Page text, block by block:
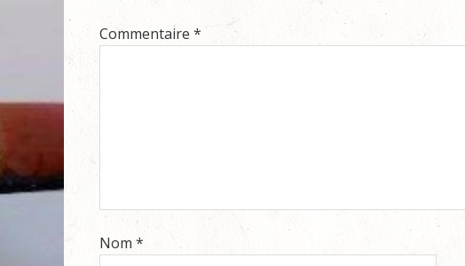
Commentaire *
Nom *